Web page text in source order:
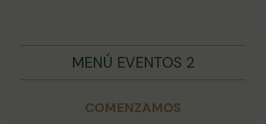
MENÚ EVENTOS 2
COMENZAMOS